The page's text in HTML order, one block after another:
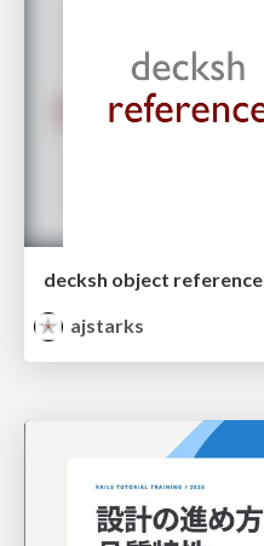
decksh object reference
ajstarks